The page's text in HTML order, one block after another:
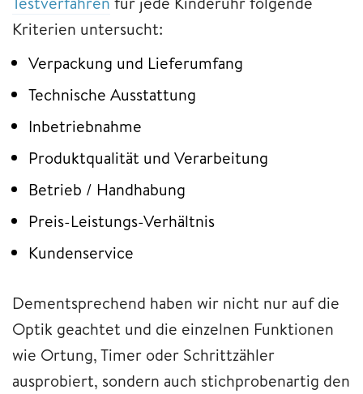
Kriterien untersucht:
Verpackung und Lieferumfang
Technische Ausstattung
Inbetriebnahme
Produktqualität und Verarbeitung
Betrieb / Handhabung
Preis-Leistungs-Verhältnis
Kundenservice
Dementsprechend haben wir nicht nur auf die
Optik geachtet und die einzelnen Funktionen
wie Ortung, Timer oder Schrittzähler
ausprobiert, sondern auch stichprobenartig den